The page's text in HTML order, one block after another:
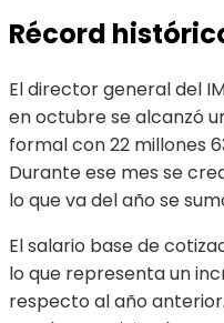
Récord
El director general del
en octubre se alcanzó
formal con 22 millones
Durante ese mes se
lo que va del año se
El salario base de
lo que representa un
respecto al año